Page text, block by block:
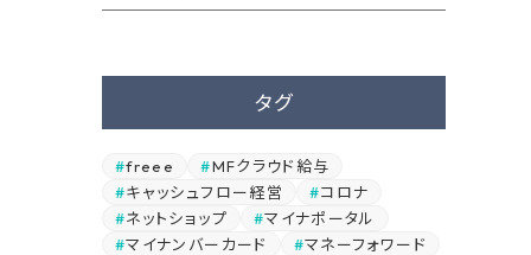
タグ
freee
MFクラウド給与
キャッシュフロー経営
コロナ
ネットショップ
マイナポータル
マイナンバーカード
マネーフォワード